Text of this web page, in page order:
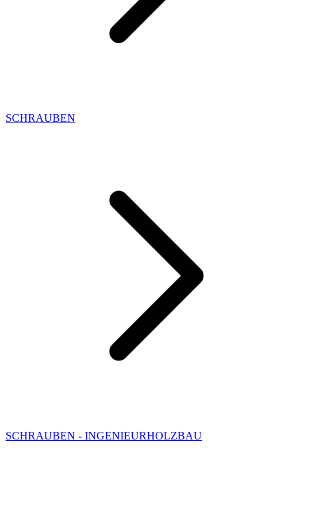
SCHRAUBEN
SCHRAUBEN - INGENIEURHOLZBAU